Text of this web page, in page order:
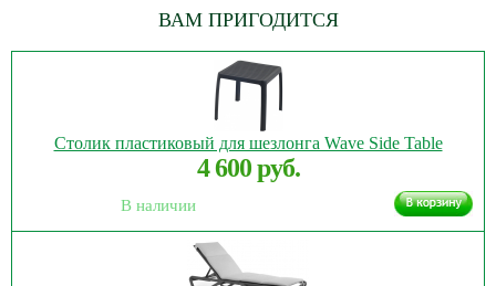
ВАМ ПРИГОДИТСЯ
Столик пластиковый для шезлонга Wave Side Table
4 600 руб.
В наличии